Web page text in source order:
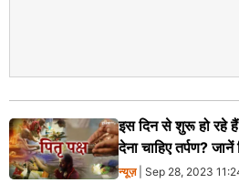
इस दिन से शुरू हो रहे हैं
देना चाहिए तर्पण?
न्यूज़| Sep 28, 2023